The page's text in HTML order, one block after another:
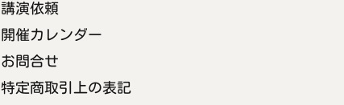
講演依頼
開催カレンダー
お問合せ
特定商取引上の表記